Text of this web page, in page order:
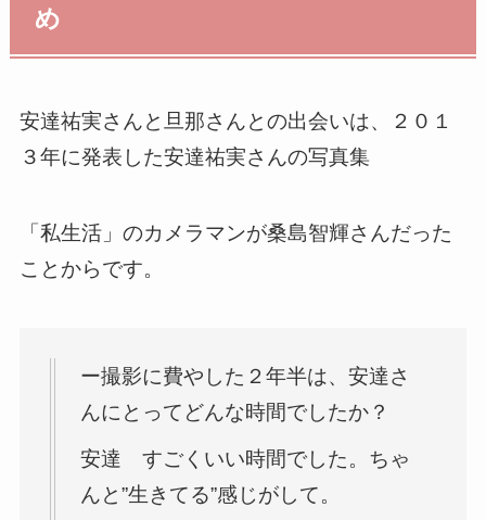
め
安達祐実さんと旦那さんとの出会いは、２０１
３年に発表した安達祐実さんの写真集
「私生活」のカメラマンが桑島智輝さんだった
ことからです。
ー撮影に費やした２年半は、安達さ
んにとってどんな時間でしたか？
安達 すごくいい時間でした。ちゃ
んと”生きてる”感じがして。